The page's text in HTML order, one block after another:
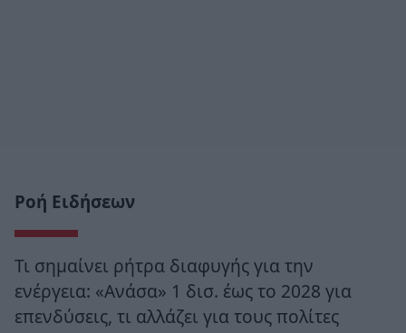
Ροή Ειδήσεων
Τι σημαίνει ρήτρα διαφυγής για την
ενέργεια: «Ανάσα» 1 δισ. έως το 2028 για
επενδύσεις, τι αλλάζει για τους πολίτες